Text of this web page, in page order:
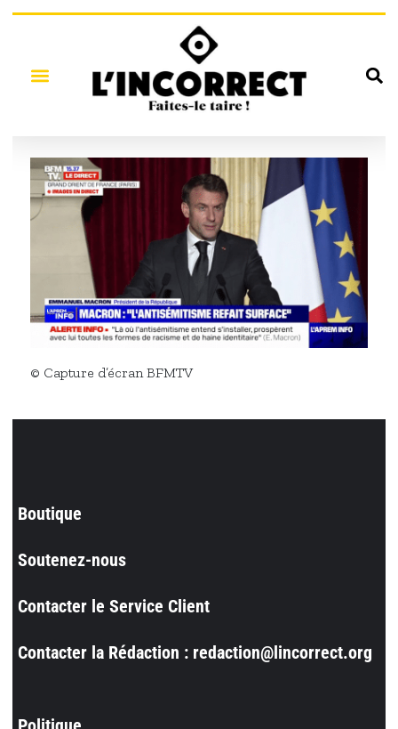
© Capture d’écran BFMTV
Boutique
Soutenez-nous
Contacter le Service Client
Contacter la Rédaction : redaction@lincorrect.org